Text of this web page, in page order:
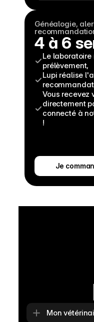
Généalogie,
4 à 6
Le
prélèvement,
Lupi réalise
Vous recevez
directement
connecté à
!
Je
Mon